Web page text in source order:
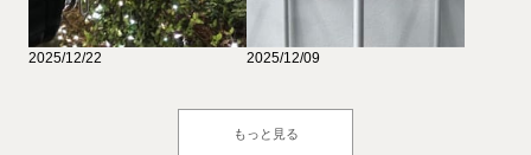
2025/12/22 2025/12/09
もっと見る